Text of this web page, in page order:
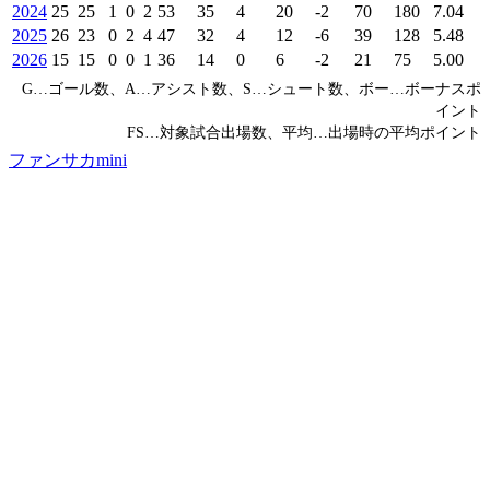
2024 25 25 1 0 2 53 35 4 20 -2 70 180
7.04
2025 26 23 0 2 4 47 32 4 12 -6 39 128
5.48
2026 15 15 0 0 1 36 14 0 6 -2 21 75 5.00
G…ゴール数、A…アシスト数、S…シュート数、ボー…ボーナスポ
イント
FS…対象試合出場数、平均…出場時の平均ポイント
ファンサカmini